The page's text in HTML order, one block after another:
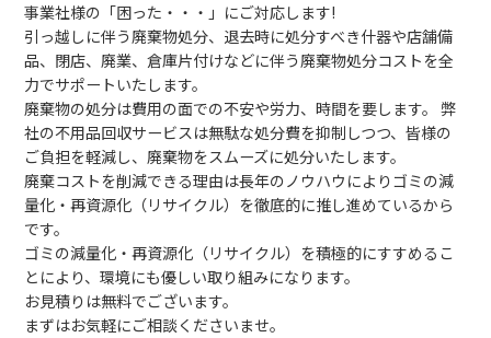
事業社様の「困った・・・」にご対応します!
引っ越しに伴う廃棄物処分、退去時に処分すべき什器や店舗備
品、閉店、廃業、倉庫片付けなどに伴う廃棄物処分コストを全
力でサポートいたします。
廃棄物の処分は費用の面での不安や労力、時間を要します。 弊
社の不用品回収サービスは無駄な処分費を抑制しつつ、皆様の
ご負担を軽減し、廃棄物をスムーズに処分いたします。
廃棄コストを削減できる理由は長年のノウハウによりゴミの減
量化・再資源化（リサイクル）を徹底的に推し進めているから
です。
ゴミの減量化・再資源化（リサイクル）を積極的にすすめるこ
とにより、環境にも優しい取り組みになります。
お見積りは無料でございます。
まずはお気軽にご相談くださいませ。